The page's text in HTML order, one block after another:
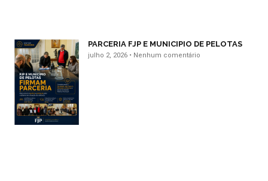
PARCERIA FJP E MUNICIPIO DE PELOTAS
julho 2, 2026 Nenhum comentário